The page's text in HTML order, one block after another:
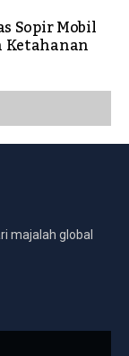
Sopir Mobil
Ketahanan
majalah global